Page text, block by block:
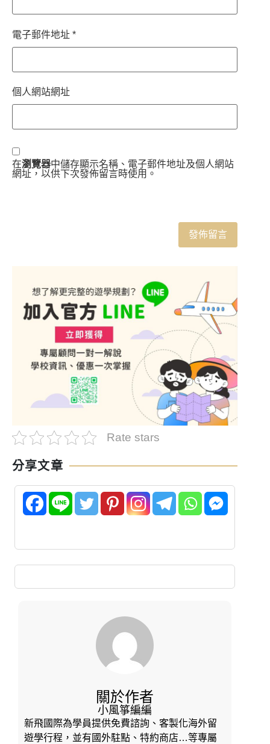
電子郵件地址 *
個人網站網址
在瀏覽器中儲存顯示名稱、電子郵件地址及個人網站
網址，以供下次發佈留言時使用。
Rate stars
分享文章
關於作者
小風箏編編
新飛國際為學員提供免費諮詢、客製化海外留
遊學行程，並有國外駐點、特約商店…等專屬